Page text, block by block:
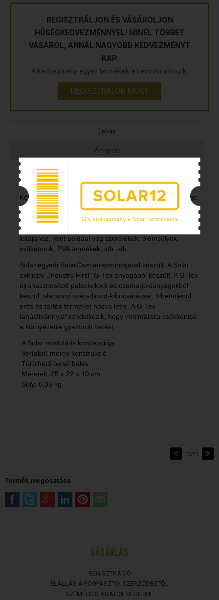
REGISZTRÁLJON ÉS VÁSÁROLJON
HŰSÉGKEDVEZMÉNNYEL! MINÉL TÖBBET
VÁSÁROL, ANNÁL NAGYOBB KEDVEZMÉNYT
KAP.
A kedvezmény egyes termékekre nem vonatkozik.
REGISZTRÁLOK MOST
Leírás
Árfigyelő
Solar Tackle SP C-TECH ACCESSORY CASE LARGE
Két méretben kínálunk aprócikk tárolót; Medium és Large.
Tökéletesen kombinálható az SP C-Tech Carryall,
Rugsack vagy Barrow táskákkal vagy egyszerűen
önmagában. Ideális tárolórendszer a kellékek végtelen
listájához, mint például vég szerelékek, ólomsúlyok,
indikátorok, PVA termékek, stb. stb.
Solar egyedi SolarCam terepmintájával készült. A Solar
exkluzív „Industry First” G-Tex anyagából készült. A G-Tex
újrahasznosított palackokból és csomagolóanyagokból
készül, alacsony szén-dioxid-kibocsátással, hihetetlenül
erős és tartós terméket hozva létre. A G-Tex
tanúsítvánnyal* rendelkezik, hogy minimálisra csökkentse
a környezetre gyakorolt ​​hatást.
A Solar moduláris koncepciója
Vertabr8 merev konstrukció
Törölhető belső bélés
Méretek: 25 x 22 x 10 cm
Súly: 0,35 kg
23/41
Termék megosztása
VÁSÁRLÁS
REGISZTRÁCIÓ
ELÁLLÁS A FOGYASZTÓI SZERZŐDÉSTŐL
SZEMÉLYES ADATOK VÉDELME